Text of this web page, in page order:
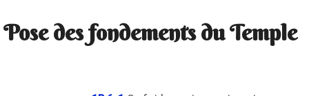
Pose des fondements du Temple